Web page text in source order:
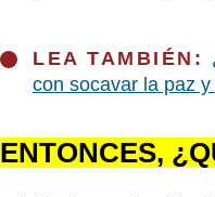
LEA TAMBIÉN:
con socavar la paz
ENTONCES,